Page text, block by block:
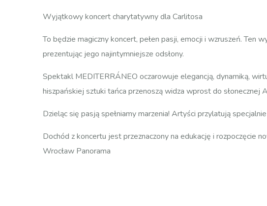
Wyjątkowy koncert charytatywny dla Carlitosa
To będzie magiczny koncert, pełen pasji, emocji i wzruszeń. Ten
prezentując jego najintymniejsze odsłony.
Spektakl MEDITERRÁNEO oczarowuje elegancją, dynamiką,
hiszpańskiej sztuki tańca przenoszą widza wprost do słonecznej
Dzieląc się pasją spełniamy marzenia! Artyści przylatują
Dochód z koncertu jest przeznaczony na edukację i rozpoczęcie
Wrocław Panorama